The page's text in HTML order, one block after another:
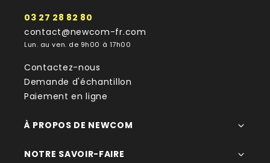
03 27 28 82 80
contact@newcom-fr.com
Lun. au ven. de 9h00 à 17h00
Contactez-nous
Demande d'échantillon
Paiement en ligne
À PROPOS DE NEWCOM
NOTRE SAVOIR-FAIRE